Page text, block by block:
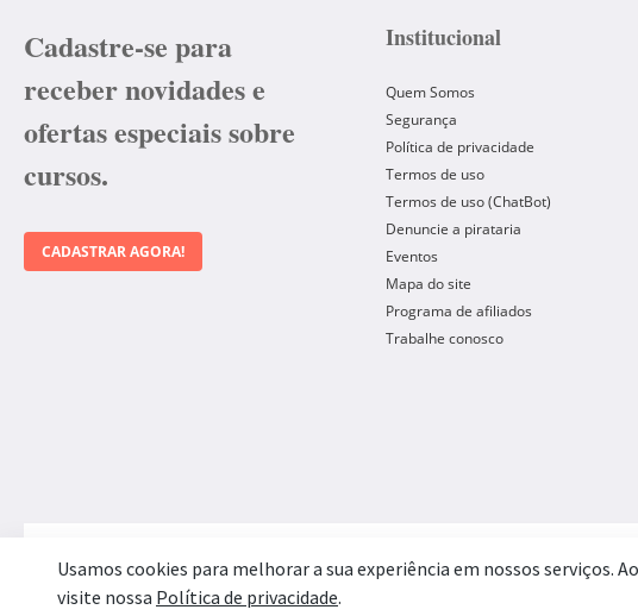
Cadastre-se para
receber novidades e
ofertas especiais sobre
cursos.
CADASTRAR AGORA!
Institucional
Quem Somos
Segurança
Política de privacidade
Termos de uso
Termos de uso (ChatBot)
Denuncie a pirataria
Eventos
Mapa do site
Programa de afiliados
Trabalhe conosco
Forma de Pagamento